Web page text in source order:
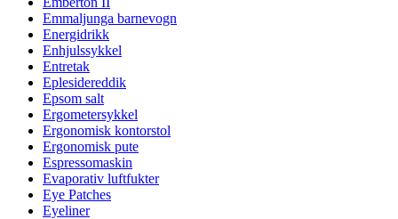
Emmaljunga barnevogn
Energidrikk
Enhjulssykkel
Entretak
Eplesidereddik
Epsom salt
Ergometersykkel
Ergonomisk kontorstol
Ergonomisk pute
Espressomaskin
Evaporativ luftfukter
Eye Patches
Eyeliner